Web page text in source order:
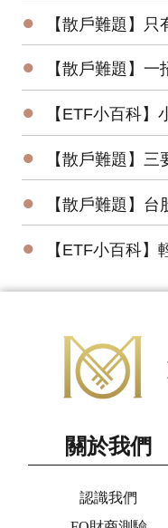
● 【散戶難題】只有10萬元存款的
● 【散戶難題】一招教你判斷
● 【ETF小百科】小心ETF買貴
● 【散戶難題】三要點教你如何
● 【散戶難題】台股上萬二高點
● 【ETF小百科】輕鬆搞懂
關於我們
認識我們